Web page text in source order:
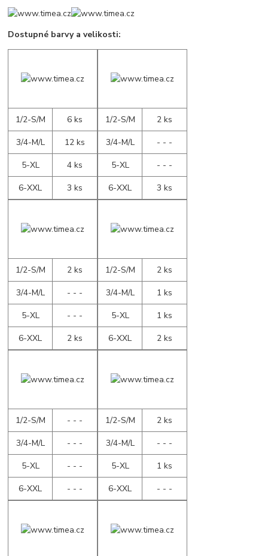
Dostupné barvy a velikosti:
1/2-S/M
6 ks
3/4-M/L
12 ks
5-XL
4 ks
6-XXL
3 ks
1/2-S/M
2 ks
3/4-M/L
- - -
5-XL
- - -
6-XXL
3 ks
1/2-S/M
2 ks
3/4-M/L
- - -
5-XL
- - -
6-XXL
2 ks
1/2-S/M
2 ks
3/4-M/L
1 ks
5-XL
1 ks
6-XXL
2 ks
1/2-S/M
- - -
3/4-M/L
- - -
5-XL
- - -
6-XXL
- - -
1/2-S/M
2 ks
3/4-M/L
- - -
5-XL
1 ks
6-XXL
- - -